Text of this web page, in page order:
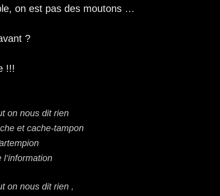
on est pas des moutons …
?
!!!
on nous dit rien
et cache-tampon
on nous dit rien ,